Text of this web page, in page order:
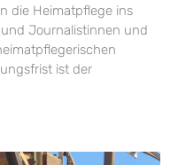
die Heimatpflege ins
Journalistinnen und
ist der